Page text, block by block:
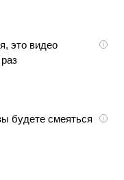
i
это видео
i
будете смеяться